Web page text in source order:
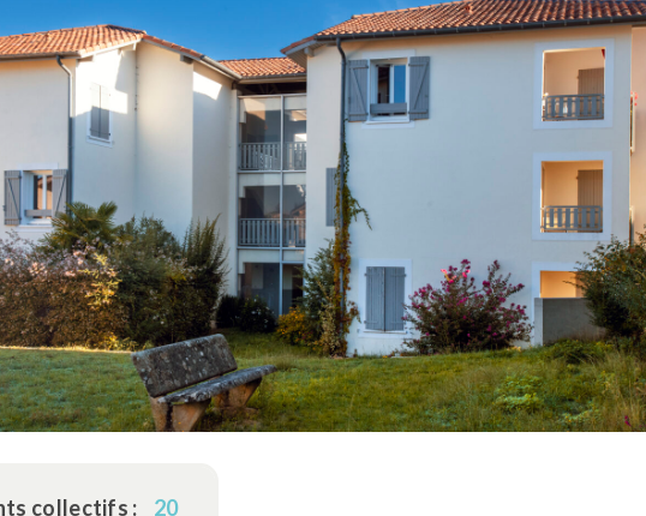
collectifs : 20